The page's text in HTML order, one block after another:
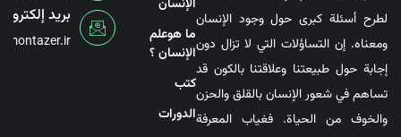
لطرح أسئلة كبرى حول وجود الإنسان
ومعناه. إن التساؤلات التي لا تزال دون
إجابة حول طبيعتنا وعلاقتنا بالكون قد
تساهم في شعور الإنسان بالقلق والحزن
والخوف من الحياة. فغياب المعرفة
الإنسان
ما هوعلم
الإنسان ؟
کتب
الدورات
بريد